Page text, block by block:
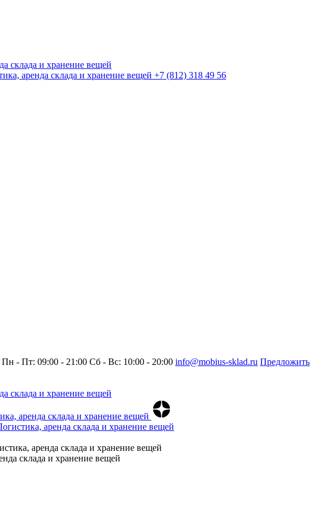
+7 (812) 318 49 56
Пн - Пт: 09:00 - 21:00 Сб - Вс: 10:00 - 20:00 info@mobius-sklad.ru Предложить